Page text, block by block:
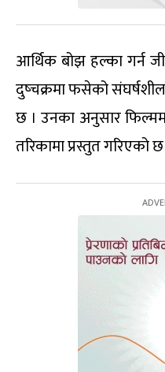
आर्थिक बोझ हल्का गर्न
दुष्चक्रमा फसेको
छ । उनका अनुसार
तरिकामा प्रस्तुत गरिएको छ